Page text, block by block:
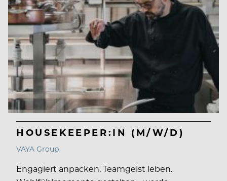
HOUSEKEEPER:IN (M/W/D)
VAYA Group
Engagiert anpacken. Teamgeist leben.